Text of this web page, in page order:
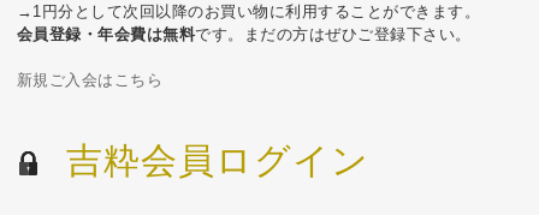
→1円分として次回以降のお買い物に利用することができます。
会員登録・年会費は無料です。まだの方はぜひご登録下さい。
新規ご入会はこちら
吉粋会員ログイン